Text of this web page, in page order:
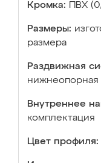
Кромка: ПВХ
Размеры:
размера
Раздвижная
нижнеопорная
Внутреннее
комплектация
Цвет профиля: